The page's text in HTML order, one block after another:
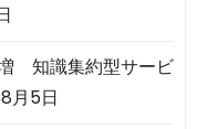
知識集約型サービ
月5日